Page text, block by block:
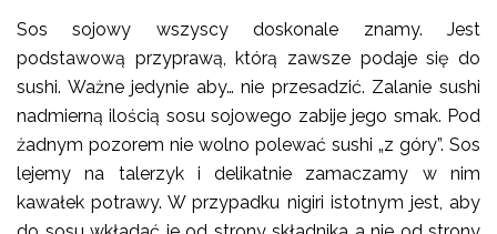
Sos sojowy wszyscy doskonale znamy. Jest
podstawową przyprawą, którą zawsze podaje się do
sushi. Ważne jedynie aby… nie przesadzić. Zalanie sushi
nadmierną ilością sosu sojowego zabije jego smak. Pod
żadnym pozorem nie wolno polewać sushi „z góry”. Sos
lejemy na talerzyk i delikatnie zamaczamy w nim
kawałek potrawy. W przypadku nigiri istotnym jest, aby